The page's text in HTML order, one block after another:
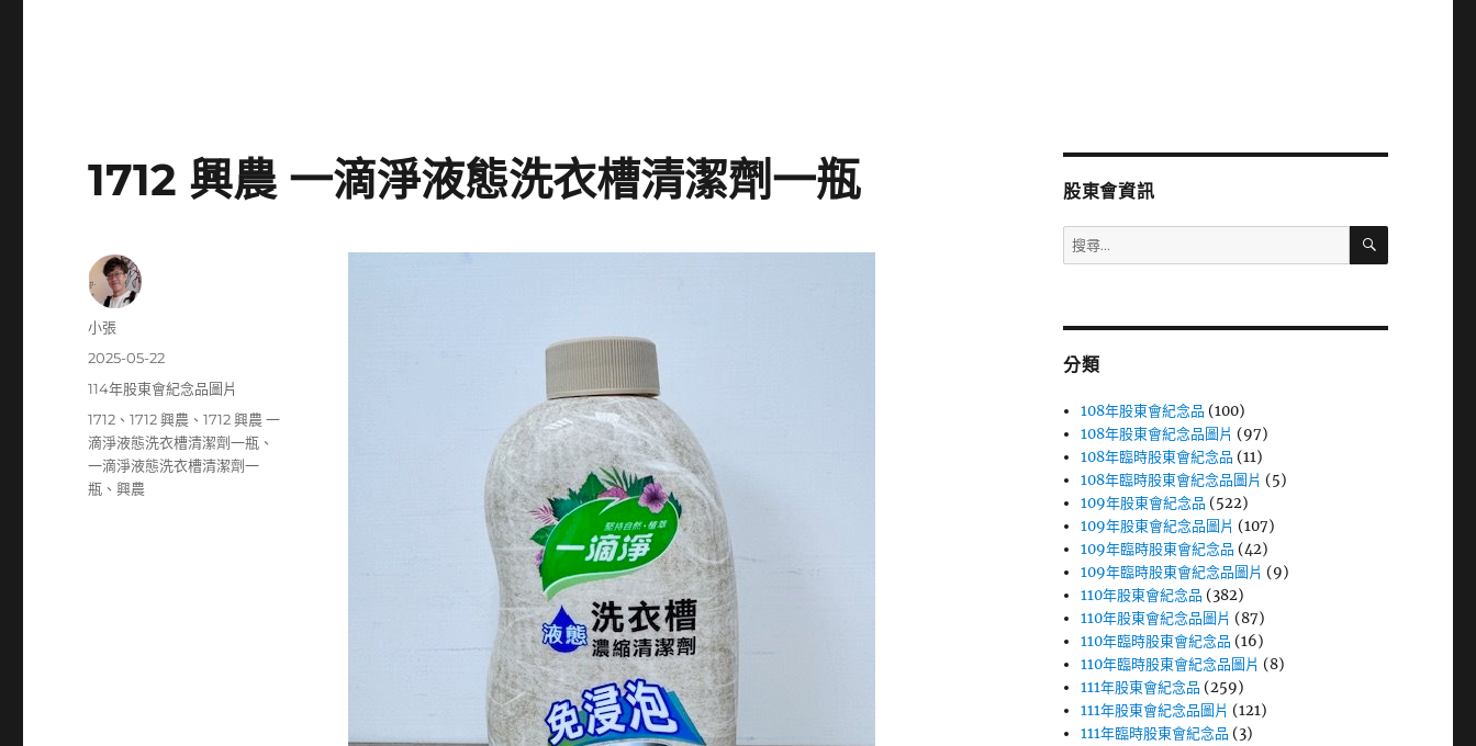
1712 興農 一滴淨液態洗衣槽清潔劑一瓶
作
小張
發
期:
2025-05-22
分
114年股東會紀念品圖片
標
籤
1712 、1712 興農 、1712 興農 一
滴淨液態洗衣槽清潔劑一瓶 、
一滴淨液態洗衣槽清潔劑一
瓶 、興農
股東會資訊
搜
尋
字:
搜
分類
108年股東會紀念品 (100)
108年股東會紀念品圖片 (97)
108年臨時股東會紀念品 (11)
108年臨時股東會紀念品圖片 (5)
109年股東會紀念品 (522)
109年股東會紀念品圖片 (107)
109年臨時股東會紀念品 (42)
109年臨時股東會紀念品圖片 (9)
110年股東會紀念品 (382)
110年股東會紀念品圖片 (87)
110年臨時股東會紀念品 (16)
110年臨時股東會紀念品圖片 (8)
111年股東會紀念品 (259)
111年股東會紀念品圖片 (121)
111年臨時股東會紀念品 (3)